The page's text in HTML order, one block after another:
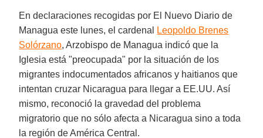
En declaraciones recogidas por El Nuevo Diario de
Managua este lunes, el cardenal
Leopoldo Brenes
Solórzano, Arzobispo de Managua indicó que la
Iglesia está "preocupada" por la situación de los
migrantes indocumentados africanos y haitianos que
intentan cruzar Nicaragua para llegar a EE.UU. Así
mismo, reconoció la gravedad del problema
migratorio que no sólo afecta a Nicaragua sino a toda
la región de América Central.